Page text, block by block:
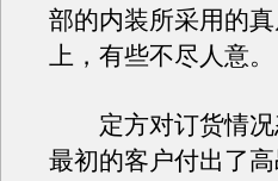
部的内装所采用的
上，有些不尽人意。
定方对订货情况
最初的客户付出了